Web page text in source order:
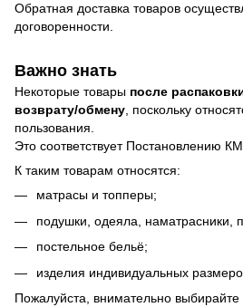
Обратная доставка товаров
договоренности.
Важно знать
Некоторые товары после
возврату/обмену, поскольку
пользования.
Это соответствует Постановлению
К таким товарам относятся:
матрасы и топперы;
подушки, одеяла, наматрасники,
постельное бельё;
изделия индивидуальных
Пожалуйста, внимательно выбирайте